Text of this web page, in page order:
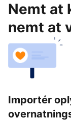
Nemt at
nemt at
Importér